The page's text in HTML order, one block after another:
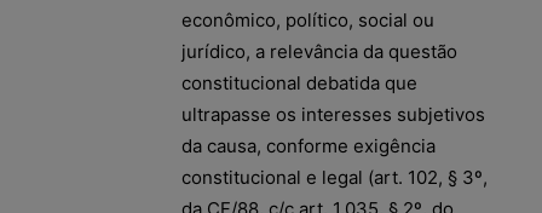
econômico, político, social ou
jurídico, a relevância da questão
constitucional debatida que
ultrapasse os interesses subjetivos
da causa, conforme exigência
constitucional e legal (art. 102, § 3º,
da CF/88, c/c art. 1.035, § 2º, do